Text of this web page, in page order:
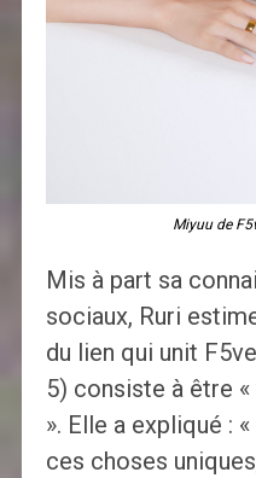
Miyuu de
Mis à part sa
sociaux, Ruri
du lien qui unit
5) consiste à être
». Elle a expliqué :
ces choses